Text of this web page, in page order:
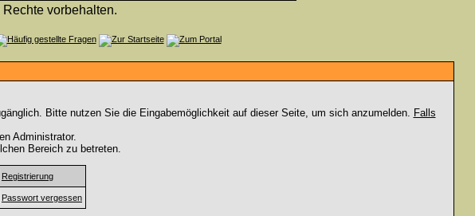
vorbehalten.
Bitte nutzen Sie die Eingabemöglichkeit auf dieser Seite, um sich anzumelden. Falls
Administrator.
Bereich zu betreten.
Registrierung
Passwort vergessen